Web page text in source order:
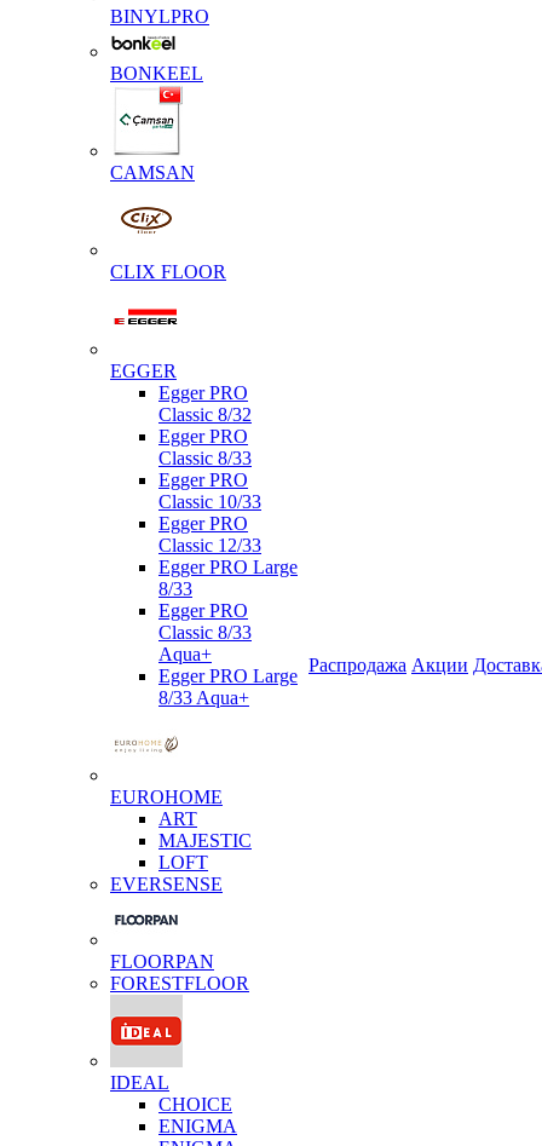
BINYLPRO
BONKEEL
CAMSAN
CLIX FLOOR
EGGER
Egger PRO
Classic 8/32
Egger PRO
Classic 8/33
Egger PRO
Classic 10/33
Egger PRO
Classic 12/33
Egger PRO Large
8/33
Egger PRO
Classic 8/33
Aqua+
Egger PRO Large
8/33 Aqua+
EUROHOME
ART
MAJESTIC
LOFT
EVERSENSE
FLOORPAN
FORESTFLOOR
IDEAL
CHOICE
ENIGMA
Распродажа Акции